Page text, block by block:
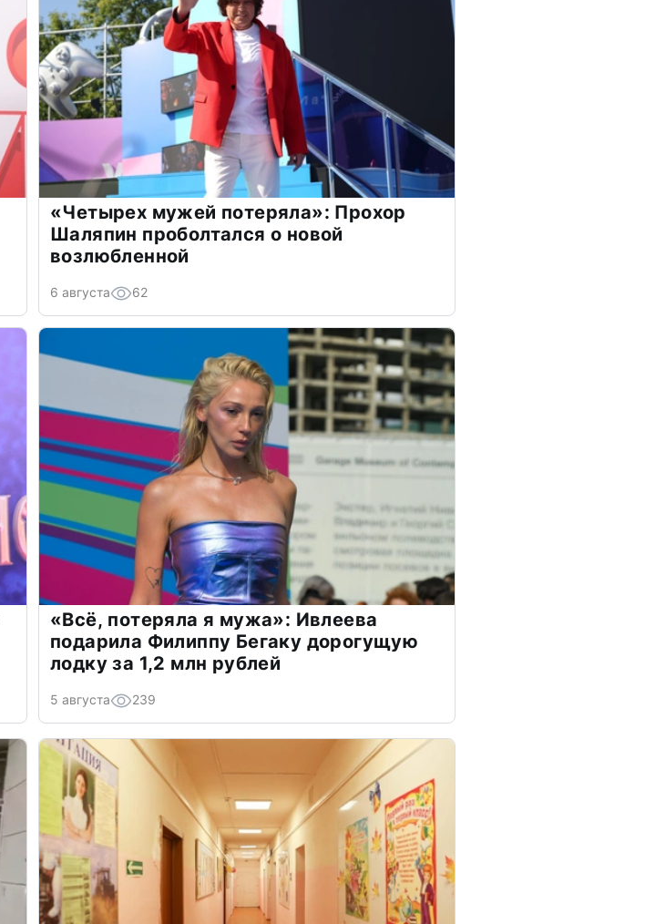
«Четырех мужей потеряла»: Прохор
Шаляпин проболтался о новой
возлюбленной
6 августа 62
«Всё, потеряла я мужа»: Ивлеева
подарила Филиппу Бегаку дорогущую
лодку за 1,2 млн рублей
5 августа 239